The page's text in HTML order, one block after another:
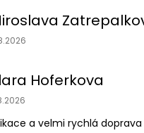
obchodu je 5 z 5
Hoferkova
obchodu je 5 z 5
a velmi rychlá doprava